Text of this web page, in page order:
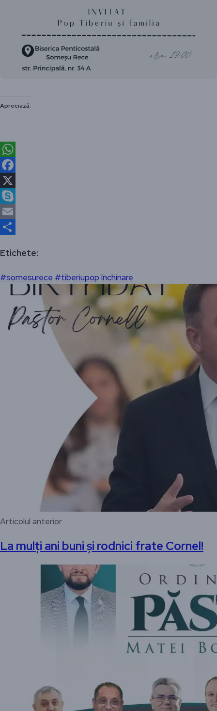
Apreciază:
WhatsApp
Facebook
X
Skype
Email
Etichete:
#somesurece #tiberiupop închinare
Articolul anterior
La mulți ani buni și rodnici frate Cornel!